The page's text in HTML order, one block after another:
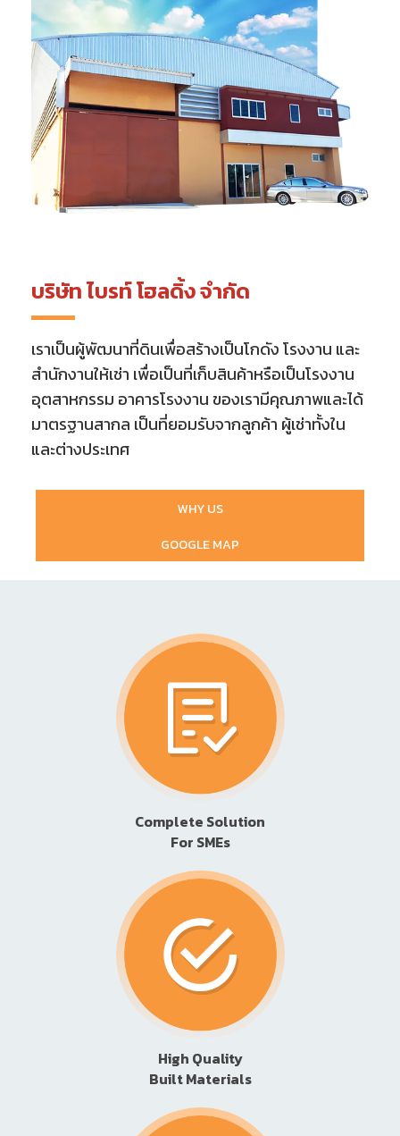
บริษัท ไบรท์ โฮลดิ้ง จำกัด
เราเป็นผู้พัฒนาที่ดินเพื่อสร้างเป็นโกดัง โรงงาน และ
สำนักงานให้เช่า เพื่อเป็นที่เก็บสินค้าหรือเป็นโรงงาน
อุตสาหกรรม อาคารโรงงาน ของเรามีคุณภาพและได้
มาตรฐานสากล เป็นที่ยอมรับจากลูกค้า ผู้เช่าทั้งใน
และต่างประเทศ
WHY US
GOOGLE MAP
Complete Solution
For SMEs
High Quality
Built Materials